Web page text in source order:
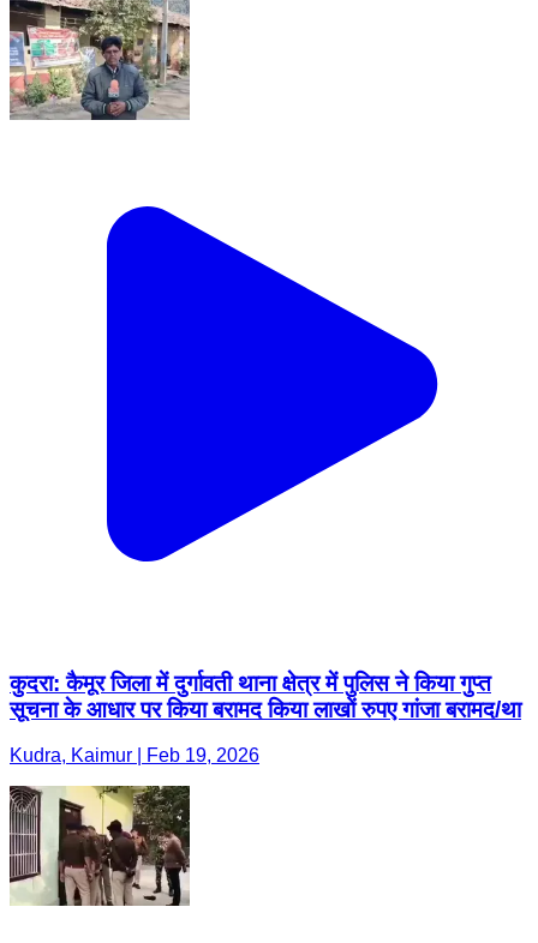
कुदरा: कैमूर जिला में दुर्गावती थाना क्षेत्र में पुलिस ने किया गुप्त
सूचना के आधार पर किया बरामद किया लाखों रुपए गांजा बरामद/था
Kudra, Kaimur | Feb 19, 2026